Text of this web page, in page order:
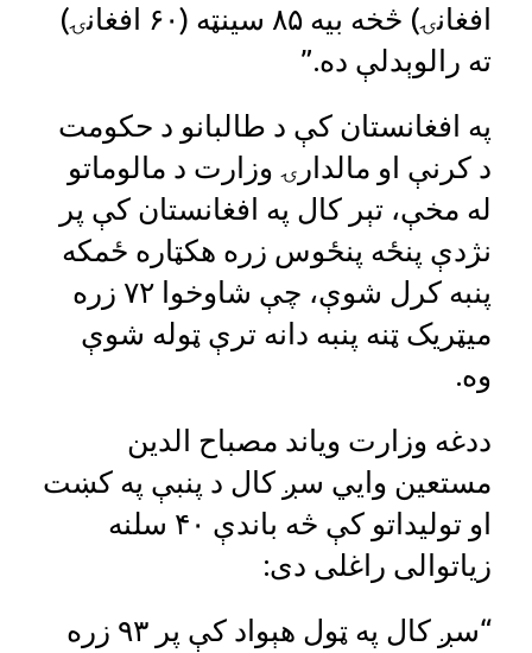
افغانۍ) څخه بیه ۸۵ سینټه (۶۰ افغانۍ)
ته رالوېدلې ده.”
په افغانستان کې د طالبانو د حکومت
د کرنې او مالدارۍ وزارت د مالوماتو
له مخې، تېر کال په افغانستان کې پر
نژدې پنځه پنځوس زره هکټاره ځمکه
پنبه کرل شوې، چې شاوخوا ۷۲ زره
میټریک ټنه پنبه دانه ترې ټوله شوې
وه.
ددغه وزارت ویاند مصباح الدین
مستعین وايي سږ کال د پنبې په کښت
او تولیداتو کې څه باندې ۴۰ سلنه
زیاتوالی راغلی دی:
“سږ کال په ټول هېواد کې پر ۹۳ زره